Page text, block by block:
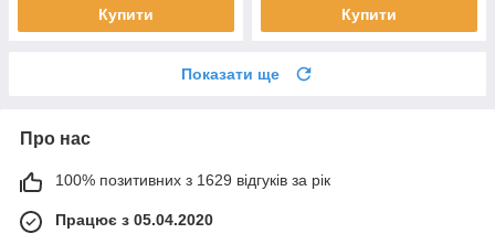
Купити Купити
Показати ще
Про нас
100% позитивних з 1629 відгуків за рік
Працює з 05.04.2020